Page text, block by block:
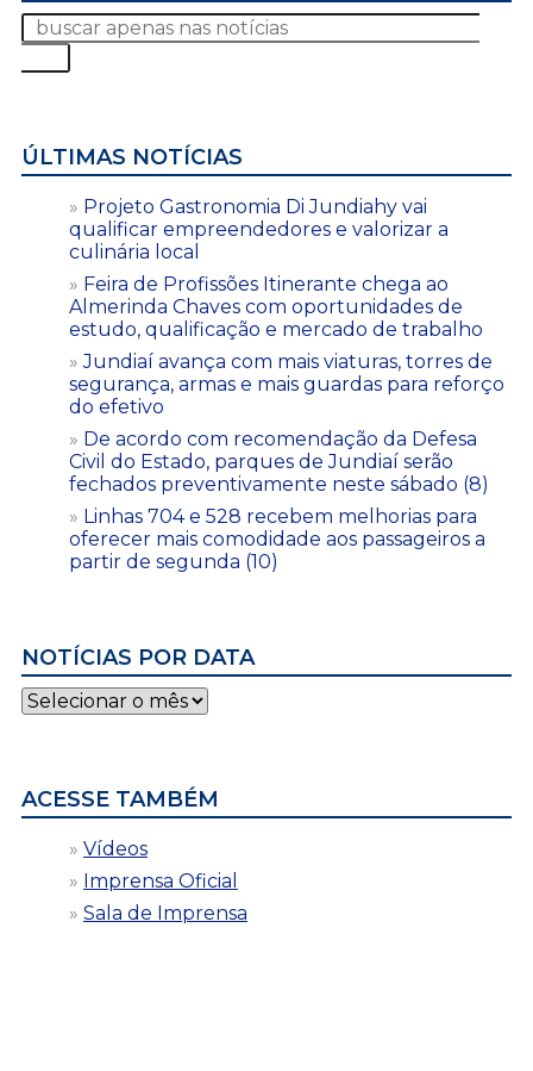
ÚLTIMAS NOTÍCIAS
Projeto Gastronomia Di Jundiahy vai
qualificar empreendedores e valorizar a
culinária local
Feira de Profissões Itinerante chega ao
Almerinda Chaves com oportunidades de
estudo, qualificação e mercado de trabalho
Jundiaí avança com mais viaturas, torres de
segurança, armas e mais guardas para reforço
do efetivo
De acordo com recomendação da Defesa
Civil do Estado, parques de Jundiaí serão
fechados preventivamente neste sábado (8)
Linhas 704 e 528 recebem melhorias para
oferecer mais comodidade aos passageiros a
partir de segunda (10)
NOTÍCIAS POR DATA
Notícias
por
ACESSE TAMBÉM
Vídeos
Imprensa Oficial
Sala de Imprensa